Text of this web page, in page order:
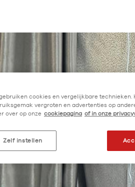
cookies en vergelijkbare technieken.
vergroten en advertenties op
over op onze cookiepagina of in onze
Zelf instellen